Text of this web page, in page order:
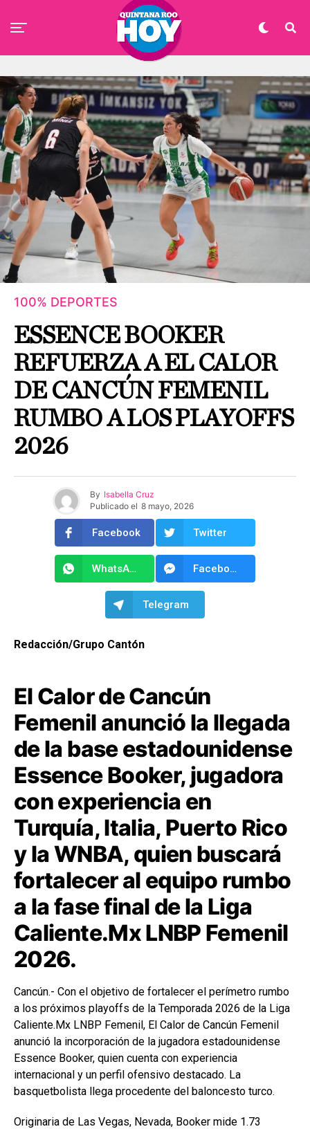
100% DEPORTES
ESSENCE BOOKER
REFUERZA A EL CALOR
DE CANCÚN FEMENIL
RUMBO A LOS PLAYOFFS
2026
By Isabella Cruz
Publicado el 8 mayo, 2026
Facebook Twitter
WhatsApp Facebook Messenger
Telegram
Redacción/Grupo Cantón
El Calor de Cancún
Femenil anunció la llegada
de la base estadounidense
Essence Booker, jugadora
con experiencia en
Turquía, Italia, Puerto Rico
y la WNBA, quien buscará
fortalecer al equipo rumbo
a la fase final de la Liga
Caliente.Mx LNBP Femenil
2026.
Cancún.- Con el objetivo de fortalecer el perímetro rumbo
a los próximos playoffs de la Temporada 2026 de la Liga
Caliente.Mx LNBP Femenil, El Calor de Cancún Femenil
anunció la incorporación de la jugadora estadounidense
Essence Booker, quien cuenta con experiencia
internacional y un perfil ofensivo destacado. La
basquetbolista llega procedente del baloncesto turco.
Originaria de Las Vegas, Nevada, Booker mide 1.73